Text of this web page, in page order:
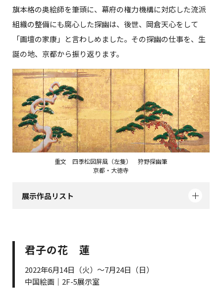
旗本格の奥絵師を筆頭に、幕府の権力機構に対応した流派
組織の整備にも腐心した探幽は、後世、岡倉天心をして
「画壇の家康」と言わしめました。その探幽の仕事を、生
誕の地、京都から振り返ります。
重文 四季松図屏風（左隻） 狩野探幽筆
京都・大徳寺
展示作品リスト
君子の花 蓮
2022年6月14日（火）～7月24日（日）
中国絵画｜2F-5展示室